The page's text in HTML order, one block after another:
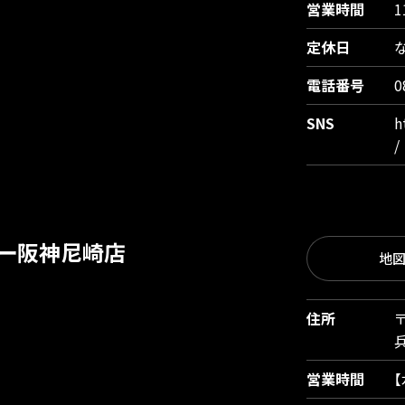
営業時間
定休日
電話番号
SNS
/
阪神尼崎店 地
住所
営業時間